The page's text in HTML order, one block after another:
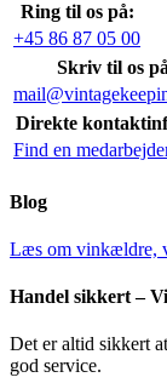
Ring til os på:
+45 86 87 05 00
Skriv til os
Direkte
Find en
Blog
Læs om vinkældre,
Handel sikkert –
Det er altid sikkert
god service.